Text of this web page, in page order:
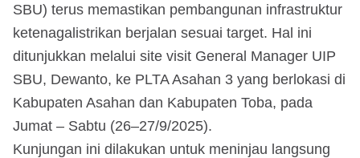
SBU) terus memastikan pembangunan infrastruktur
ketenagalistrikan berjalan sesuai target. Hal ini
ditunjukkan melalui site visit General Manager UIP
SBU, Dewanto, ke PLTA Asahan 3 yang berlokasi di
Kabupaten Asahan dan Kabupaten Toba, pada
Jumat – Sabtu (26–27/9/2025).
Kunjungan ini dilakukan untuk meninjau langsung